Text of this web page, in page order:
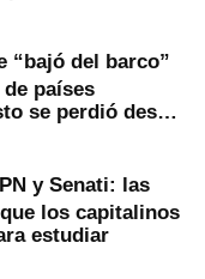
“bajó del barco”
países
se perdió desde
y Senati: las
los capitalinos
estudiar